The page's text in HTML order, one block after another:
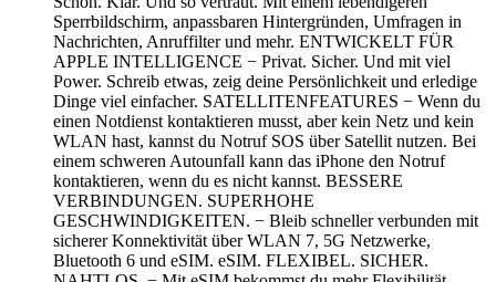
Sperrbildschirm, anpassbaren Hintergründen, Umfragen in
Nachrichten, Anruffilter und mehr. ENTWICKELT FÜR
APPLE INTELLIGENCE − Privat. Sicher. Und mit viel
Power. Schreib etwas, zeig deine Persönlichkeit und erledige
Dinge viel einfacher. SATELLITENFEATURES − Wenn du
einen Notdienst kontaktieren musst, aber kein Netz und kein
WLAN hast, kannst du Notruf SOS über Satellit nutzen. Bei
einem schweren Autounfall kann das iPhone den Notruf
kontaktieren, wenn du es nicht kannst. BESSERE
VERBINDUNGEN. SUPERHOHE
GESCHWINDIGKEITEN. − Bleib schneller verbunden mit
sicherer Konnektivität über WLAN 7, 5G Netzwerke,
Bluetooth 6 und eSIM. eSIM. FLEXIBEL. SICHER.